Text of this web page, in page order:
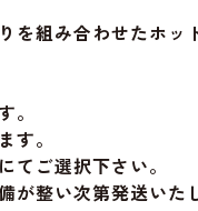
を組み合わせたホ
。
。
ご選択下さい。
整い次第発送いた